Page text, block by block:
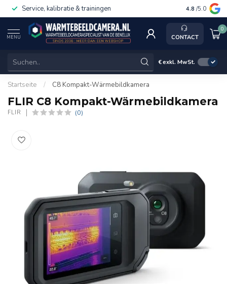
Service, kalibratie & trainingen 4.8 /5.0
MENU CONTACT
0
€exkl. MwSt.
Startseite / C8 Kompakt-Wärmebildkamera
FLIR C8 Kompakt-Wärmebildkamera
FLIR (0)